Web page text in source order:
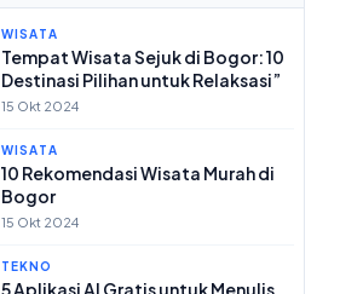
WISATA
Tempat Wisata Sejuk di Bogor: 10
Destinasi Pilihan untuk Relaksasi”
15 Okt 2024
WISATA
10 Rekomendasi Wisata Murah di
Bogor
15 Okt 2024
TEKNO
5 Aplikasi AI Gratis untuk Menulis